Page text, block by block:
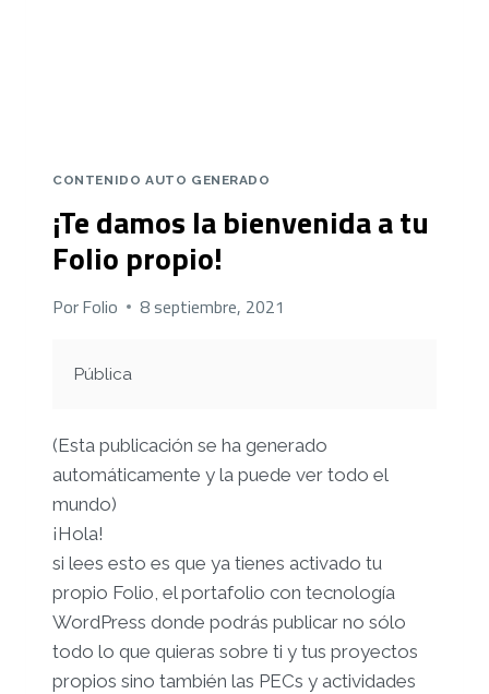
CONTENIDO AUTO GENERADO
¡Te damos la bienvenida a tu
Folio propio!
PorFolio 8 septiembre, 2021
Pública
(Esta publicación se ha generado
automáticamente y la puede ver todo el
mundo)
¡Hola!
si lees esto es que ya tienes activado tu
propio Folio, el portafolio con tecnología
WordPress donde podrás publicar no sólo
todo lo que quieras sobre ti y tus proyectos
propios sino también las PECs y actividades